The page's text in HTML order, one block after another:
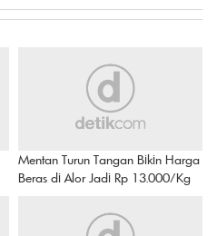
Mentan Turun Tangan Bikin Harga
Beras di Alor Jadi Rp 13.000/Kg